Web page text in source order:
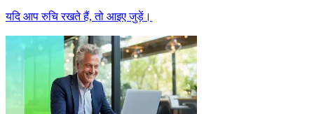
यदि आप रुचि रखते हैं, तो आइए जुड़ें।​​